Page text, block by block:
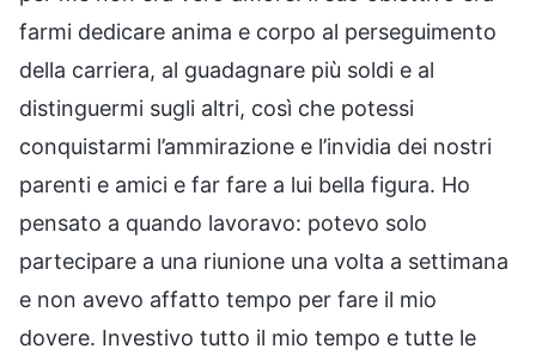
farmi dedicare anima e corpo al perseguimento
della carriera, al guadagnare più soldi e al
distinguermi sugli altri, così che potessi
conquistarmi l’ammirazione e l’invidia dei nostri
parenti e amici e far fare a lui bella figura. Ho
pensato a quando lavoravo: potevo solo
partecipare a una riunione una volta a settimana
e non avevo affatto tempo per fare il mio
dovere. Investivo tutto il mio tempo e tutte le